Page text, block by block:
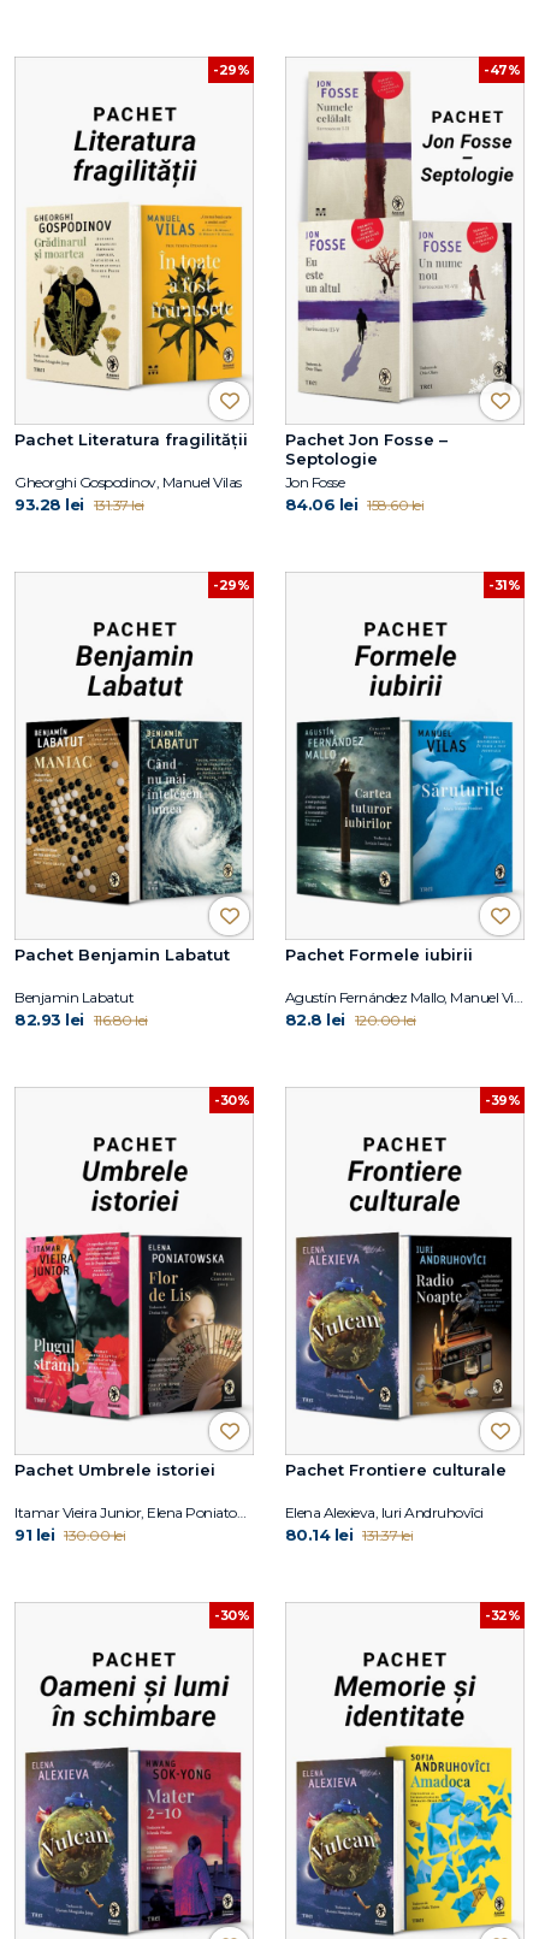
-29%
Pachet Literatura fragilității
Gheorghi Gospodinov, Manuel Vilas
93.28 lei 131.37 lei
-47%
Pachet Jon Fosse –
Septologie
Jon Fosse
84.06 lei 158.60 lei
-29%
Pachet Benjamin Labatut
Benjamin Labatut
82.93 lei 116.80 lei
-31%
Pachet Formele iubirii
Agustín Fernández Mallo, Manuel Vilas
82.8 lei 120.00 lei
-30%
Pachet Umbrele istoriei
Itamar Vieira Junior, Elena Poniatowska
91 lei 130.00 lei
-39%
Pachet Frontiere culturale
Elena Alexieva, Iuri Andruhovîci
80.14 lei 131.37 lei
-30% -32%